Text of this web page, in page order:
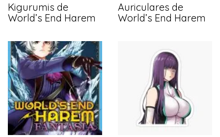
Kigurumis de
World’s End Harem
Auriculares de
World’s End Harem